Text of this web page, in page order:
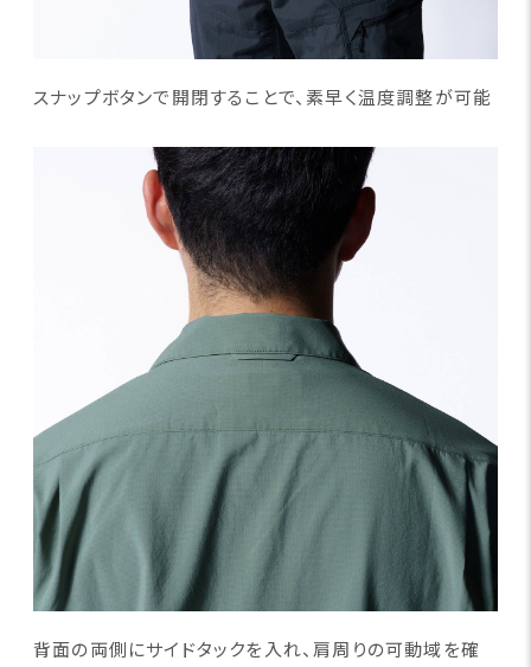
スナップボタンで開閉することで、素早く温度調整が可能
背面の両側にサイドタックを入れ、肩周りの可動域を確